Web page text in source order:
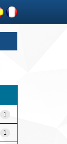
1
1